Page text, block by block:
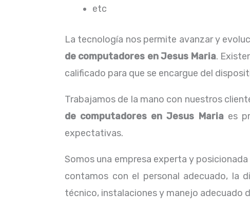
etc
La tecnología nos permite avanzar y
de computadores en Jesus Maria.
calificado para que se encargue del
Trabajamos de la mano con nuestros
de computadores en Jesus Mariaes
expectativas.
Somos una empresa experta y posicionada
contamos con el personal adecuado, la
técnico, instalaciones y manejo adecuado